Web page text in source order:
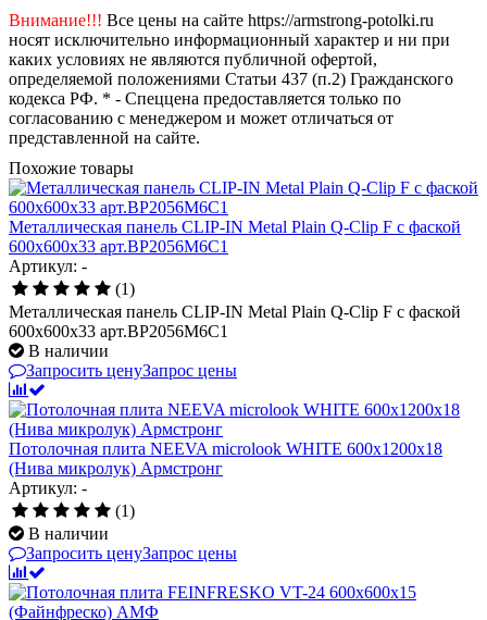
Внимание!!! Все цены на сайте https://armstrong-potolki.ru
носят исключительно информационный характер и ни при
каких условиях не являются публичной офертой,
определяемой положениями Статьи 437 (п.2) Гражданского
кодекса РФ. * - Спеццена предоставляется только по
согласованию с менеджером и может отличаться от
представленной на сайте.
Похожие товары
Металлическая панель CLIP-IN Metal Plain Q-Clip F с фаской
600x600x33 арт.BP2056M6C1
Артикул: -
(1)
Металлическая панель CLIP-IN Metal Plain Q-Clip F с фаской
600x600x33 арт.BP2056M6C1
В наличии
Запросить ценуЗапрос цены
Потолочная плита NEEVA microlook WHITE 600x1200x18
(Нива микролук) Армстронг
Артикул: -
(1)
В наличии
Запросить ценуЗапрос цены